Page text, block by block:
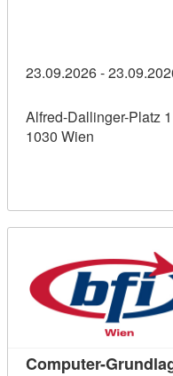
23.09.2026 -
Alfred-Dallinger-Platz 1
1030 Wien
Computer-